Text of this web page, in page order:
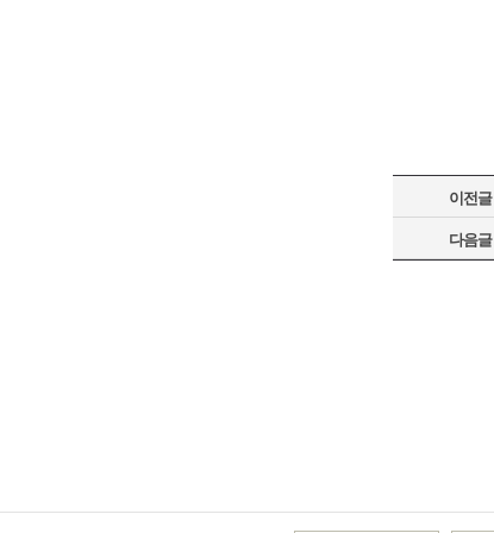
이전글
다음글